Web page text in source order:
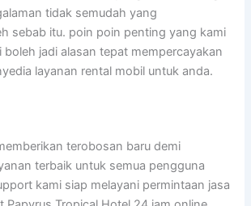
tidak semudah yang
sebab itu. poin poin penting yang kami
boleh jadi alasan tepat mempercayakan
layanan rental mobil untuk anda.
terobosan baru demi
terbaik untuk semua pengguna
kami siap melayani permintaan jasa